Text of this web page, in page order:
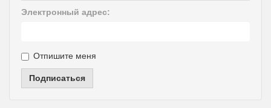
Электронный адрес:
Отпишите меня
Подписаться